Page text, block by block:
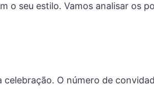
o seu estilo. Vamos analisar os
O número de